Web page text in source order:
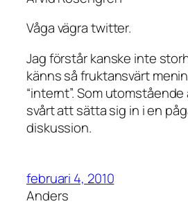
Våga vägra twitter.
Jag förstår kanske inte
känns så fruktansvärt
“internt”. Som
svårt att sätta sig in i en
diskussion.
februari 4, 2010
Anders